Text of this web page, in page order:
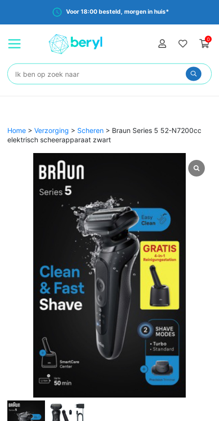
Voor 18:00 besteld, morgen in huis*
0
Zoeken:
Home > Verzorging > Scheren > Braun Series 5 52-N7200cc
elektrisch scheerapparaat zwart